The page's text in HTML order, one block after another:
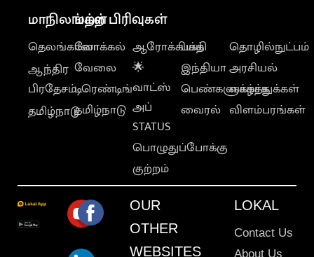
மாநிலங்கள்
தெலங்கானா
ஆந்திர
பிரதேசம்
தமிழ்நாடு
மற்ற பிரிவுகள்
லோக்கல்
வேலை
டிரெண்டிங்
தமிழ்நாடு
ஆரோக்கியம்
🌟
வாட்ஸ்
அப்
STATUS
பொழுதுப்போக்கு
குற்றம்
பக்தி
இந்தியா
பெண்களுக்காக
வைரல்
தொழில்நுட்பம்
அரசியல்
வாழ்த்துக்கள்
விளம்பரங்கள்
OUR
OTHER
WEBSITES
LOKAL
Contact Us
About Us